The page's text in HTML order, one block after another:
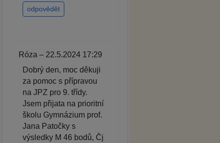
odpovědět
Róza – 22.5.2024 17:29
Dobrý den, moc děkuji
za pomoc s přípravou
na JPZ pro 9. třídy.
Jsem přijata na prioritní
školu Gymnázium prof.
Jana Patočky s
výsledky M 46 bodů, Čj